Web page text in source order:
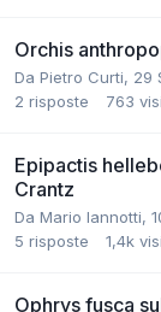
Orchis
Da Pietro Curti, 29
2 risposte 763
Epipactis
Crantz
Da Mario Iannotti,
5 risposte 1,4k
Ophrys fusca